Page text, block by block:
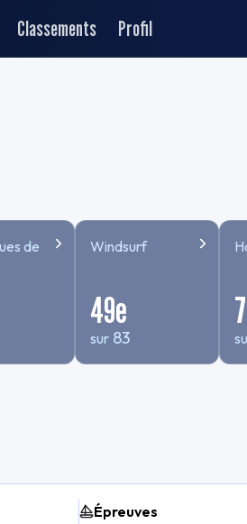
Classements Profil
de
Windsurf
49e
sur 83
Épreuves